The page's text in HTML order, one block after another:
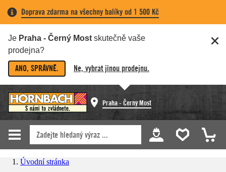
Doprava zdarma na všechny balíky od 1 500 Kč
Je Praha - Černý Most skutečně vaše
prodejna?
ANO, SPRÁVNĚ. Ne, vybrat jinou prodejnu.
Praha - Černý Most
Úvodní stránka